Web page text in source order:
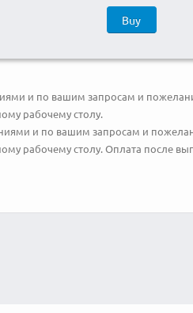
Buy
и по вашим запросам и
рабочему столу.
и по вашим запросам и
рабочему столу. Оплата после